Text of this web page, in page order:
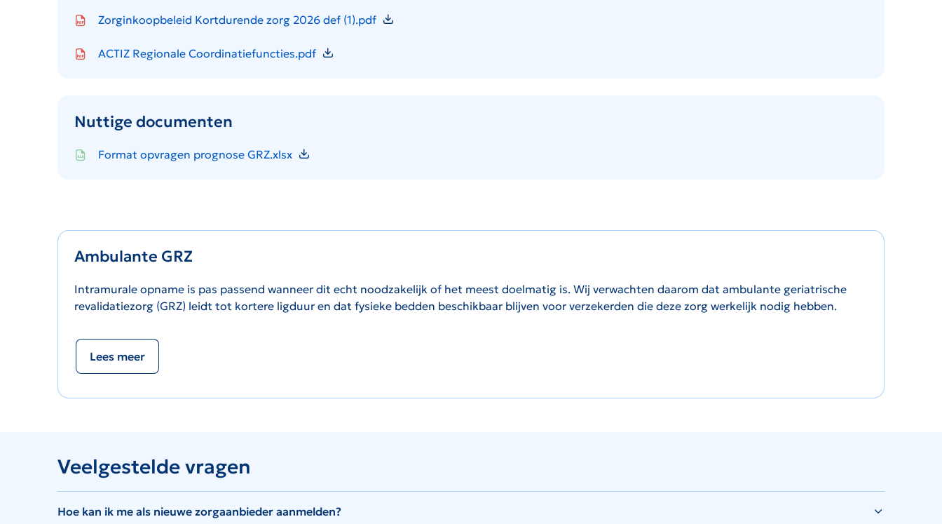
Icon file type-pdfZorginkoopbeleid Kortdurende zorg 2026 def (1).pdf
Icon file type-pdf
ACTIZ Regionale Coordinatiefuncties.pdf
Nuttige documenten
Icon file type-xlsFormat opvragen prognose GRZ.xlsx
Ambulante GRZ
Intramurale opname is pas passend wanneer dit echt noodzakelijk of het meest doelmatig is. Wij verwachten daarom dat ambulante geriatrische
revalidatiezorg (GRZ) leidt tot kortere ligduur en dat fysieke bedden beschikbaar blijven voor verzekerden die deze zorg werkelijk nodig hebben.
Lees meer
Veelgestelde vragen
Hoe kan ik me als nieuwe zorgaanbieder aanmelden?